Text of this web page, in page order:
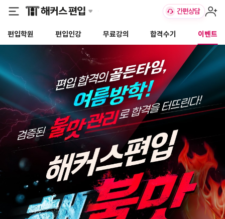
편입학원 편입인강 무료강의 합격수기 이벤트